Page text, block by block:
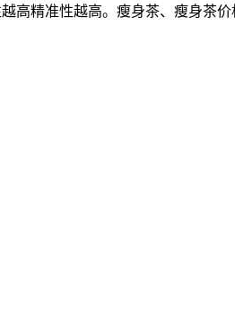
高精准性越高。瘦身茶、瘦身茶